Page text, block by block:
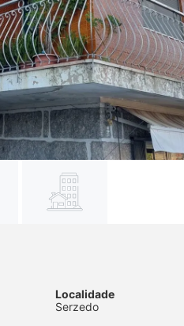
Localidade
Serzedo